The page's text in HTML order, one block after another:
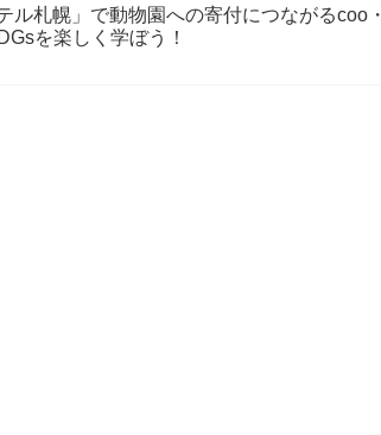
ル札幌」で動物園への寄付につながるcoo・
を楽しく学ぼう！